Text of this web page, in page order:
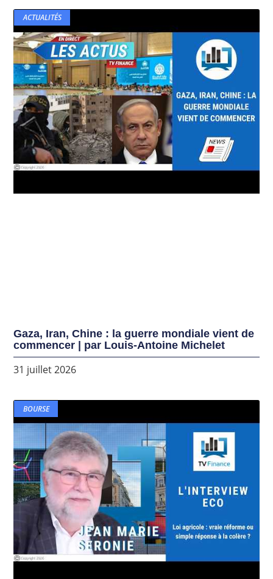
ACTUALITÉS
Gaza, Iran, Chine : la guerre mondiale vient de
commencer | par Louis-Antoine Michelet
31 juillet 2026
BOURSE